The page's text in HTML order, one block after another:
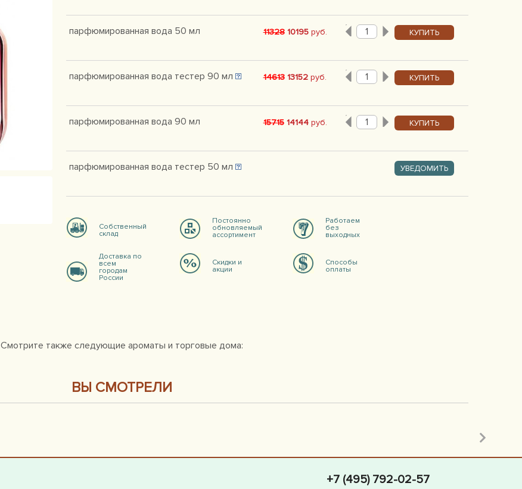
парфюмированная вода 50 мл 11328 10195руб. КУПИТЬ
парфюмированная вода тестер 90 мл 14613 13152руб. КУПИТЬ
парфюмированная вода 90 мл 15715 14144руб. КУПИТЬ
парфюмированная вода тестер 50 мл УВЕДОМИТЬ
Собственный
склад
Постоянно
обновляемый
ассортимент
Работаем
без
выходных
Доставка по
всем
городам
России
Скидки и
акции
Способы
оплаты
Смотрите также следующие ароматы и торговые дома:
ВЫ СМОТРЕЛИ
+7 (495) 792-02-57